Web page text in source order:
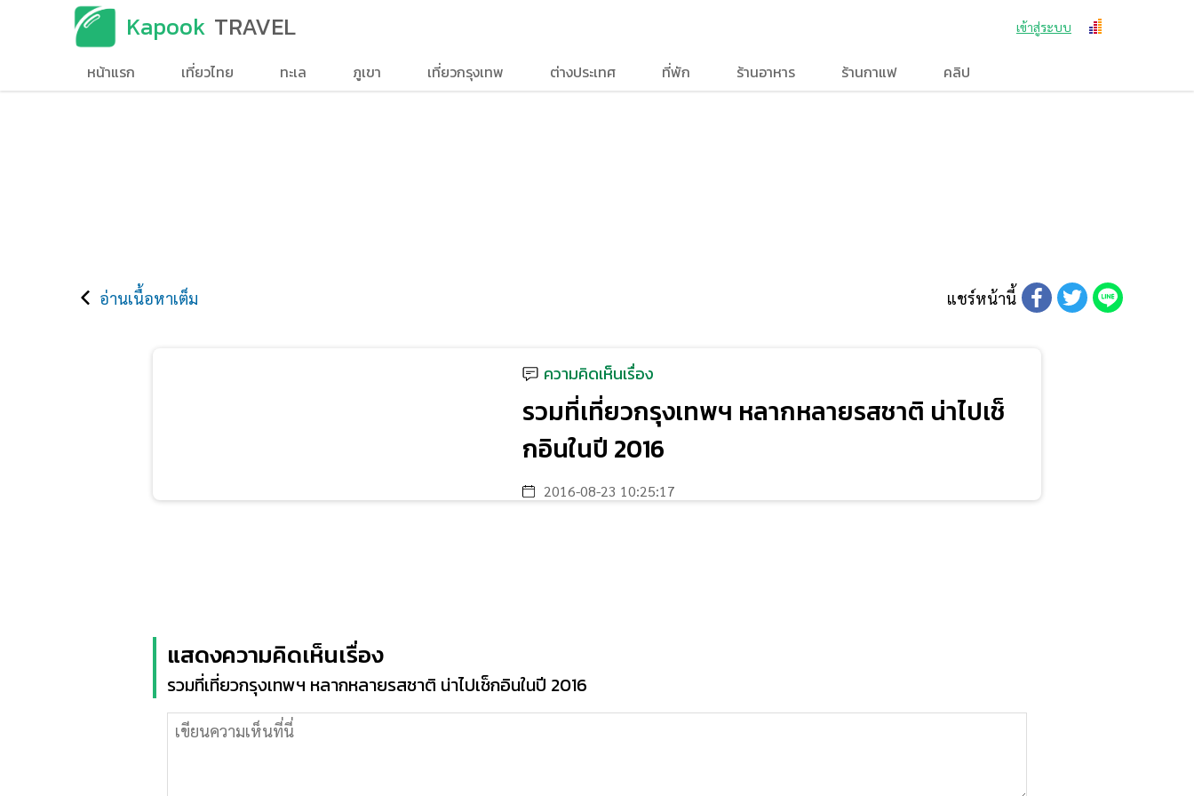
Kapook TRAVEL เข้าสู่ระบบ
หน้าแรก เที่ยวไทย ทะเล ภูเขา เที่ยวกรุงเทพ ต่างประเทศ ที่พัก ร้านอาหาร ร้านกาแฟ คลิป
อ่านเนื้อหาเต็ม แชร์หน้านี้
ความคิดเห็นเรื่อง
รวมที่เที่ยวกรุงเทพฯ หลากหลายรสชาติ น่าไปเช็
กอินในปี 2016
2016-08-23 10:25:17
แสดงความคิดเห็นเรื่อง
รวมที่เที่ยวกรุงเทพฯ หลากหลายรสชาติ น่าไปเช็กอินในปี 2016